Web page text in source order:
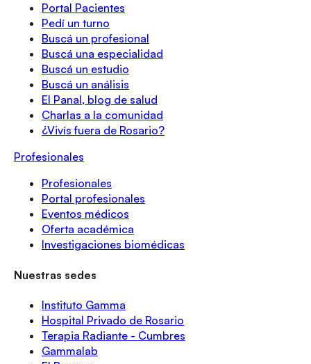
Portal Pacientes
Pedí un turno
Buscá un profesional
Buscá una especialidad
Buscá un estudio
Buscá un análisis
El Panal, blog de salud
Charlas a la comunidad
¿Vivís fuera de Rosario?
Profesionales
Profesionales
Portal profesionales
Eventos médicos
Oferta académica
Investigaciones biomédicas
Nuestras sedes
Instituto Gamma
Hospital Privado de Rosario
Terapia Radiante - Cumbres
Gammalab